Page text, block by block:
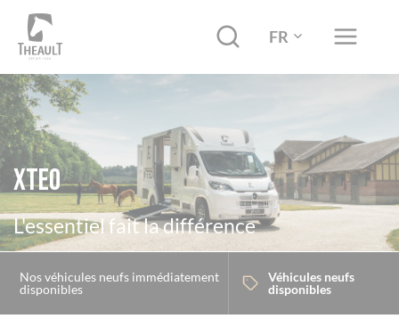
FR
Xteo
L'essentiel fait la différence
Nos véhicules neufs immédiatement
disponibles
Véhicules neufs
disponibles